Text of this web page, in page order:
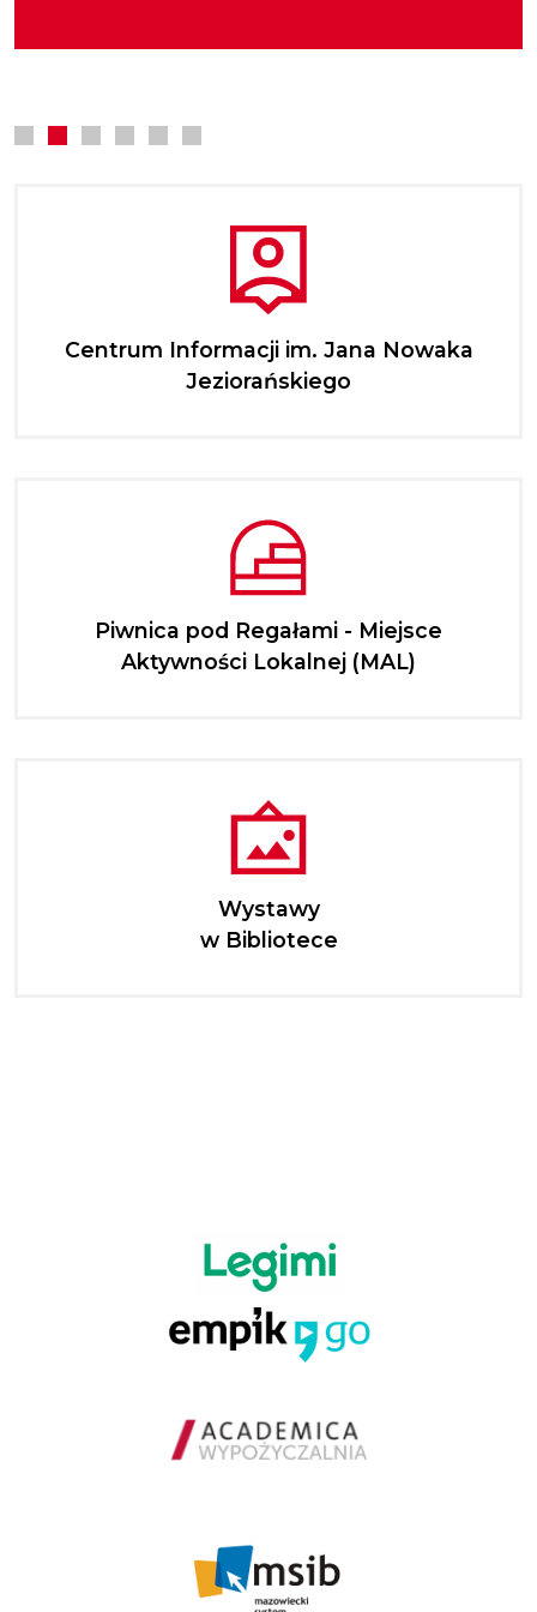
Centrum Informacji im. Jana Nowaka
Jeziorańskiego
Piwnica pod Regałami - Miejsce
Aktywności Lokalnej (MAL)
Wystawy
w Bibliotece